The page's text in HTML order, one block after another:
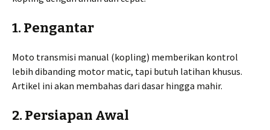
1. Pengantar
Moto transmisi manual (kopling) memberikan kontrol
lebih dibanding motor matic, tapi butuh latihan khusus.
Artikel ini akan membahas dari dasar hingga mahir.
2. Persiapan Awal